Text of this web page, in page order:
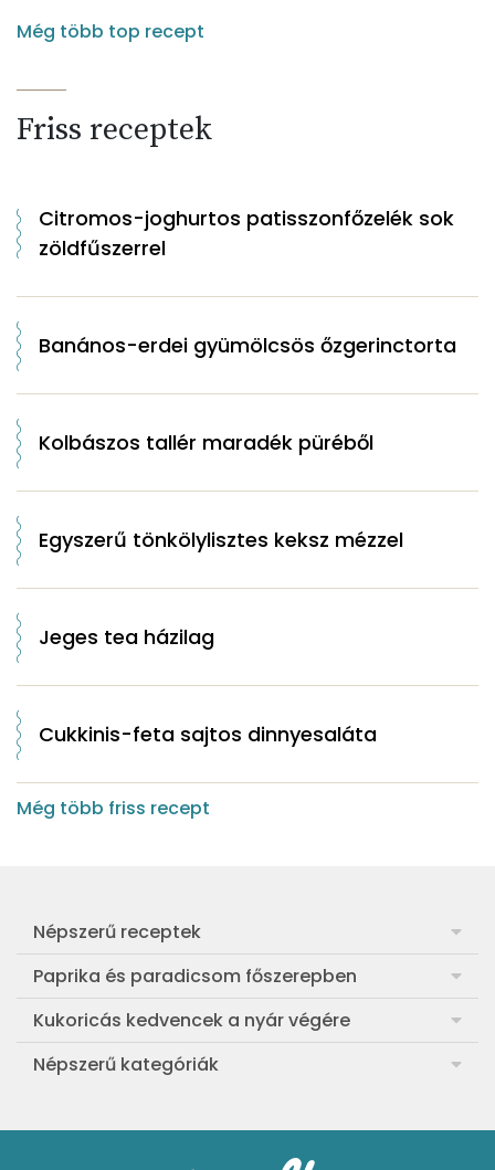
Még több top recept
Friss receptek
Citromos-joghurtos patisszonfőzelék sok
zöldfűszerrel
Banános-erdei gyümölcsös őzgerinctorta
Kolbászos tallér maradék püréből
Egyszerű tönkölylisztes keksz mézzel
Jeges tea házilag
Cukkinis-feta sajtos dinnyesaláta
Még több friss recept
Népszerű receptek
Frankfurti leves
Egyszerű muffin
Aranygaluska
Egyszerű krumplifőzelék
Paprika és paradicsom főszerepben
Pan con Tomate
Paradicsom és paprika eltevése télre
Paradicsomos húsgombóc
Kukoricás kedvencek a nyár végére
Legfinomabb főtt kukorica
Bang bang kukorica
Népszerű kategóriák